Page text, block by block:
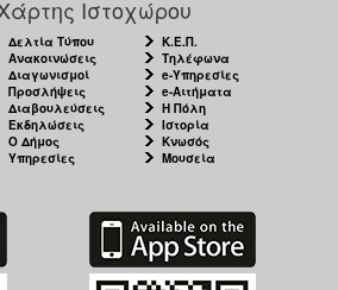
Ιστοχώρου
Δελτία Τύπου
Ανακοινώσεις
Διαγωνισμοί
Προσλήψεις
Διαβουλεύσεις
Εκδηλώσεις
Ο Δήμος
Υπηρεσίες
Κ.Ε.Π.
Τηλέφωνα
e-Υπηρεσίες
e-Αιτήματα
Η Πόλη
Ιστορία
Κνωσός
Μουσεία